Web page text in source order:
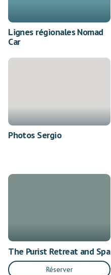
Lignes régionales Nomad
Car
Photos Sergio
The Purist Retreat and Spa
Réserver